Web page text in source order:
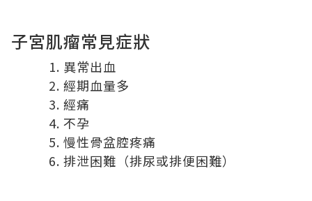
子宮肌瘤常見症狀
異常出血
經期血量多
經痛
不孕
慢性骨盆腔疼痛
排泄困難（排尿或排便困難）